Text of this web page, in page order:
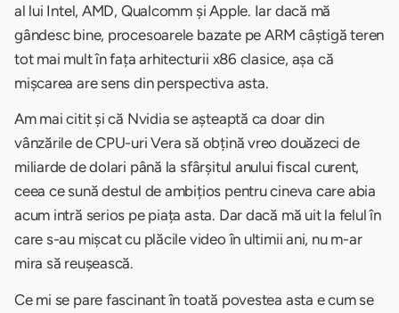
al lui Intel, AMD, Qualcomm și Apple. Iar dacă mă
gândesc bine, procesoarele bazate pe ARM câștigă teren
tot mai mult în fața arhitecturii x86 clasice, așa că
mișcarea are sens din perspectiva asta.
Am mai citit și că Nvidia se așteaptă ca doar din
vânzările de CPU-uri Vera să obțină vreo douăzeci de
miliarde de dolari până la sfârșitul anului fiscal curent,
ceea ce sună destul de ambițios pentru cineva care abia
acum intră serios pe piața asta. Dar dacă mă uit la felul în
care s-au mișcat cu plăcile video în ultimii ani, nu m-ar
mira să reușească.
Ce mi se pare fascinant în toată povestea asta e cum se